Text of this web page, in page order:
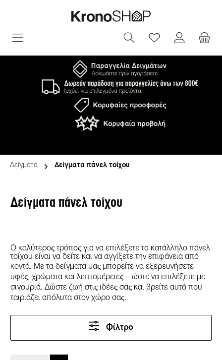
Έχετε 0
Δείγματα Δείγματα πάνελ τοίχου
Δείγματα πάνελ τοίχου
Ο καλύτερος τρόπος για να επιλέξετε το κατάλληλο πάνελ
τοίχου είναι να δείτε και να αγγίξετε την επιφάνεια από
κοντά. Με τα δείγματα μας μπορείτε να εξερευνήσετε
υφές, χρώματα και λεπτομέρειες – ώστε να επιλέξετε με
σιγουριά. Δώστε ζωή στις ιδέες σας και βρείτε αυτό που
ταιριάζει απόλυτα στον χώρο σας.
Φίλτρο